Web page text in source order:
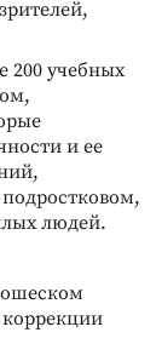
200 учебных
и ее
людей.